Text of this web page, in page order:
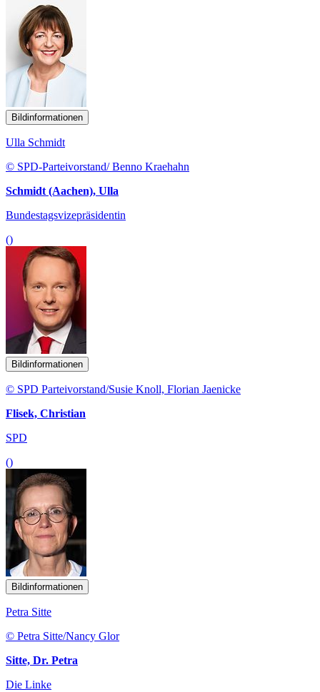
Bildinformationen
Ulla Schmidt
© SPD-Parteivorstand/ Benno Kraehahn
Schmidt (Aachen), Ulla
Bundestagsvizepräsidentin
()
Bildinformationen
© SPD Parteivorstand/Susie Knoll, Florian Jaenicke
Flisek, Christian
SPD
()
Bildinformationen
Petra Sitte
© Petra Sitte/Nancy Glor
Sitte, Dr. Petra
Die Linke